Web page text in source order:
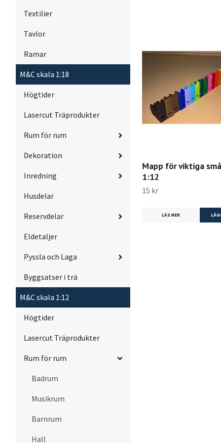
Textilier
Tavlor
Ramar
M&C skala 1:18
Högtider
Lasercut Träprodukter
Rum för rum
Dekoration
Inredning
Husdelar
Reservdelar
Eldetaljer
Pyssla och Laga
Byggsatser i trä
M&C skala 1:12
Högtider
Lasercut Träprodukter
Rum för rum
Badrum
Musikrum
Barnrum
Hall
Mapp för viktiga
1:12
15 kr
LÄS MER